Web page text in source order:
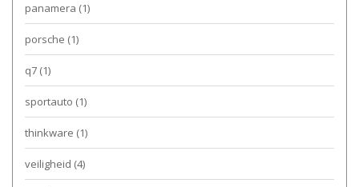
panamera (1)
porsche (1)
q7 (1)
sportauto (1)
thinkware (1)
veiligheid (4)